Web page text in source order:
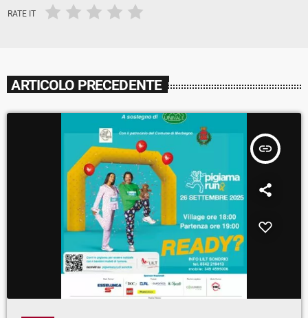
RATE IT
ARTICOLO PRECEDENTE
insert_link